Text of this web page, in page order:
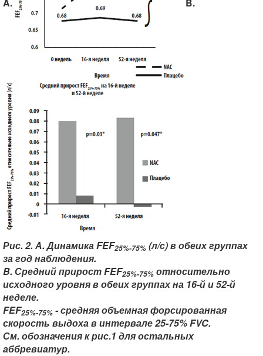
A. B.
Рис. 2. А. Динамика FEF25%-75% (л/с) в обеих группах
за год наблюдения.
B. Средний прирост FEF25%-75% относительно
исходного уровня в обеих группах на 16-й и 52-й
неделе.
FEF25%-75% - средняя объемная форсированная
скорость выдоха в интервале 25-75% FVC.
См. обозначения к рис.1 для остальных
аббревиатур.